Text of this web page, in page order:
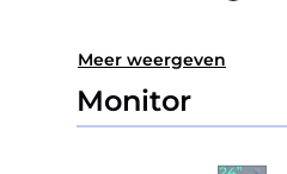
Meer weergeven
Monitor